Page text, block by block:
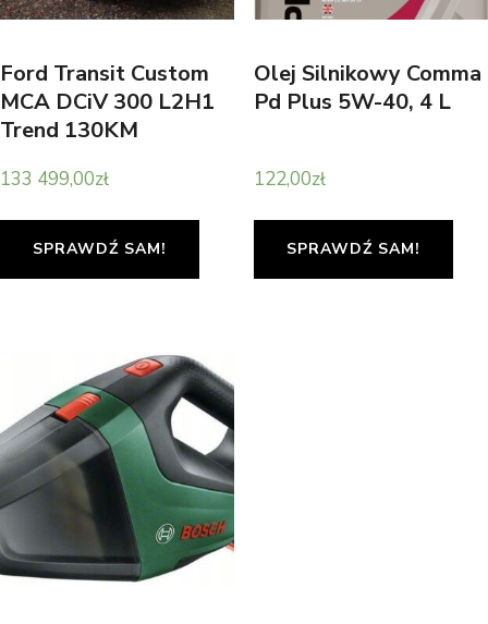
Ford Transit Custom
MCA DCiV 300 L2H1
Trend 130KM
133 499,00zł
SPRAWDŹ SAM!
Olej Silnikowy Comma
Pd Plus 5W-40, 4 L
122,00zł
SPRAWDŹ SAM!